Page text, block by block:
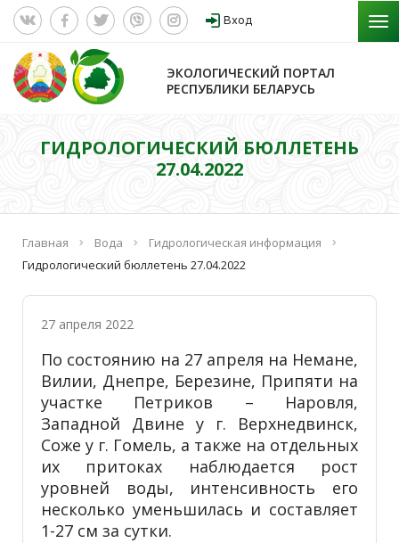
Вход
ЭКОЛОГИЧЕСКИЙ ПОРТАЛ
РЕСПУБЛИКИ БЕЛАРУСЬ
ГИДРОЛОГИЧЕСКИЙ БЮЛЛЕТЕНЬ
27.04.2022
Главная Вода
Гидрологическая информация
Гидрологический бюллетень 27.04.2022
27 апреля 2022
По состоянию на 27 апреля на Немане,
Вилии, Днепре, Березине, Припяти на
участке Петриков – Наровля,
Западной Двине у г. Верхнедвинск,
Соже у г. Гомель, а также на отдельных
их притоках наблюдается рост
уровней воды, интенсивность его
несколько уменьшилась и составляет
1-27 см за сутки.